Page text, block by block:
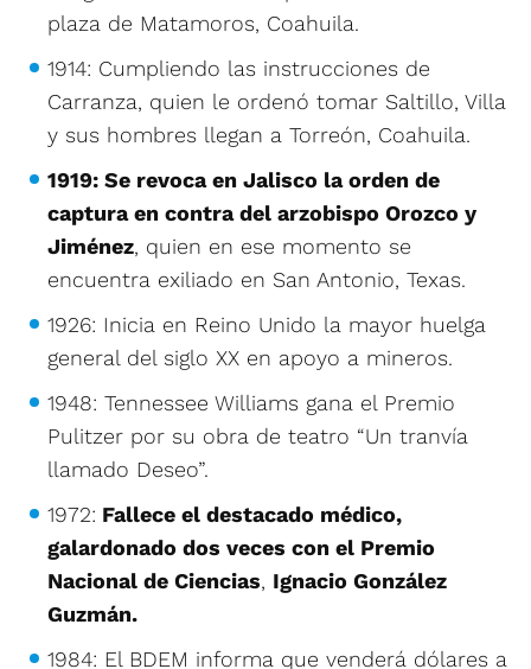
plaza de Matamoros, Coahuila.
1914: Cumpliendo las instrucciones de
Carranza, quien le ordenó tomar Saltillo, Villa
y sus hombres llegan a Torreón, Coahuila.
1919: Se revoca en Jalisco la orden de
captura en contra del arzobispo Orozco y
Jiménez, quien en ese momento se
encuentra exiliado en San Antonio, Texas.
1926: Inicia en Reino Unido la mayor huelga
general del siglo XX en apoyo a mineros.
1948: Tennessee Williams gana el Premio
Pulitzer por su obra de teatro “Un tranvía
llamado Deseo”.
1972: Fallece el destacado médico,
galardonado dos veces con el Premio
Nacional de Ciencias, Ignacio González
Guzmán.
1984: El BDEM informa que venderá dólares a